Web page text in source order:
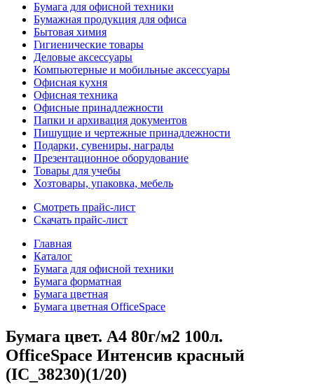
Бумага для офисной техники
Бумажная продукция для офиса
Бытовая химия
Гигиенические товары
Деловые аксессуары
Компьютерные и мобильные аксессуары
Офисная кухня
Офисная техника
Офисные принадлежности
Папки и архивация документов
Пишущие и чертежные принадлежности
Подарки, сувениры, награды
Презентационное оборудование
Товары для учебы
Хозтовары, упаковка, мебель
Смотреть прайс-лист
Скачать прайс-лист
Главная
Каталог
Бумага для офисной техники
Бумага форматная
Бумага цветная
Бумага цветная OfficeSpace
Бумага цвет. А4 80г/м2 100л.
OfficeSpace Интенсив красный
(IC_38230)(1/20)